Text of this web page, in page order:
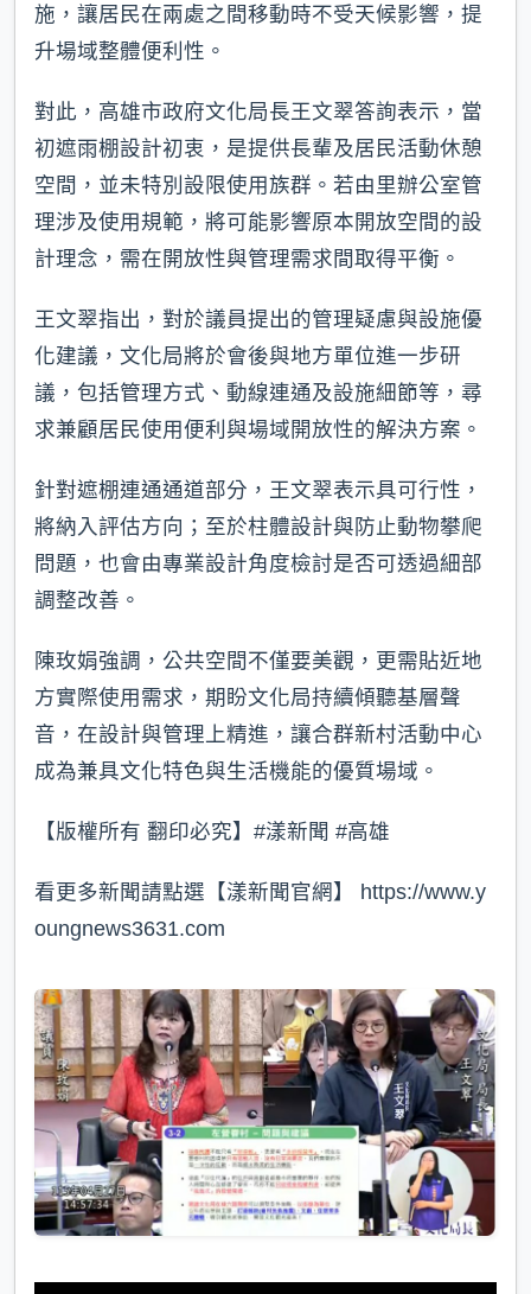
施，讓居民在兩處之間移動時不受天候影響，提
升場域整體便利性。
對此，高雄市政府文化局長王文翠答詢表示，當
初遮雨棚設計初衷，是提供長輩及居民活動休憩
空間，並未特別設限使用族群。若由里辦公室管
理涉及使用規範，將可能影響原本開放空間的設
計理念，需在開放性與管理需求間取得平衡。
王文翠指出，對於議員提出的管理疑慮與設施優
化建議，文化局將於會後與地方單位進一步研
議，包括管理方式、動線連通及設施細節等，尋
求兼顧居民使用便利與場域開放性的解決方案。
針對遮棚連通通道部分，王文翠表示具可行性，
將納入評估方向；至於柱體設計與防止動物攀爬
問題，也會由專業設計角度檢討是否可透過細部
調整改善。
陳玫娟強調，公共空間不僅要美觀，更需貼近地
方實際使用需求，期盼文化局持續傾聽基層聲
音，在設計與管理上精進，讓合群新村活動中心
成為兼具文化特色與生活機能的優質場域。
【版權所有 翻印必究】#漾新聞 #高雄
看更多新聞請點選【漾新聞官網】 https://www.y
oungnews3631.com⁠